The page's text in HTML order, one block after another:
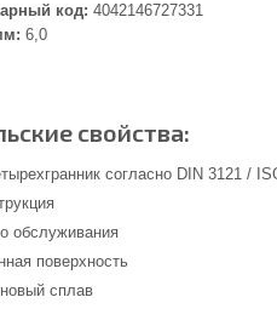
код: 4042146727331
6,0
свойства:
согласно DIN 3121 /
обслуживания
поверхность
сплав